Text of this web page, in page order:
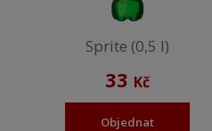
Sprite (0,5 l)
33 Kč
Objednat